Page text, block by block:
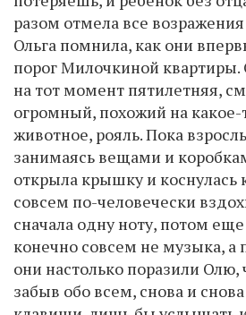
разом отмела все
Ольга помнила, как они
порог Милочкиной квартиры.
на тот момент пятилетняя,
огромный, похожий на
животное, рояль. Пока
занимаясь вещами и
открыла крышку и коснулась
совсем по-человечески
сначала одну ноту, потом
конечно совсем не музыка, а
они настолько поразили Олю,
забыв обо всем, снова и